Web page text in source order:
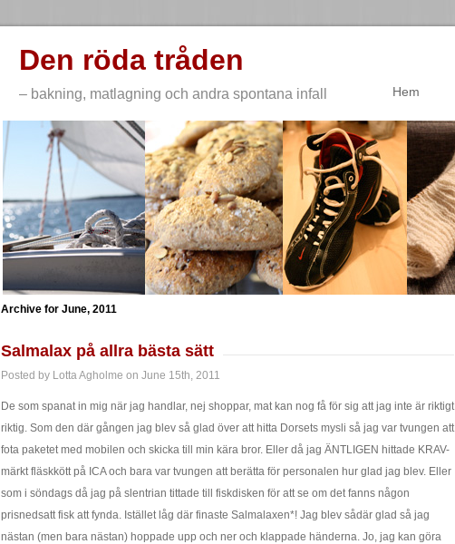
Den röda tråden
– bakning, matlagning och andra spontana infall Hem
Archive for June, 2011
Salmalax på allra bästa sätt
Posted by Lotta Agholme on June 15th, 2011
De som spanat in mig när jag handlar, nej shoppar, mat kan nog få för sig att jag inte är riktigt
riktig. Som den där gången jag blev så glad över att hitta Dorsets mysli så jag var tvungen att
fota paketet med mobilen och skicka till min kära bror. Eller då jag ÄNTLIGEN hittade KRAV-
märkt fläskkött på ICA och bara var tvungen att berätta för personalen hur glad jag blev. Eller
som i söndags då jag på slentrian tittade till fiskdisken för att se om det fanns någon
prisnedsatt fisk att fynda. Istället låg där finaste Salmalaxen*! Jag blev sådär glad så jag
nästan (men bara nästan) hoppade upp och ner och klappade händerna. Jo, jag kan göra